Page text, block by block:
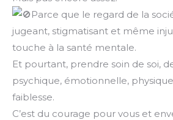
Parce que le regard de la
jugeant, stigmatisant et même
touche à la santé mentale.
Et pourtant, prendre soin de soi,
psychique, émotionnelle,
faiblesse.
C’est du courage pour vous et